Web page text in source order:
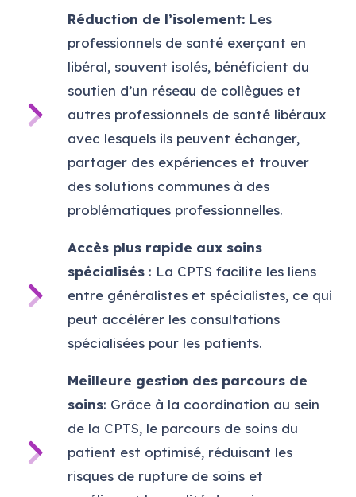
Réduction de l’isolement:Les
professionnels de santé exerçant en
libéral, souvent isolés, bénéficient du
soutien d’un réseau de collègues et
autres professionnels de santé libéraux
avec lesquels ils peuvent échanger,
partager des expériences et trouver
des solutions communes à des
problématiques professionnelles.
Accès plus rapide aux soins
spécialisés : La CPTS facilite les liens
entre généralistes et spécialistes, ce qui
peut accélérer les consultations
spécialisées pour les patients.
Meilleure gestion des parcours de
soins: Grâce à la coordination au sein
de la CPTS, le parcours de soins du
patient est optimisé, réduisant les
risques de rupture de soins et